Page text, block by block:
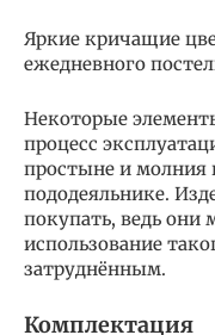
Яркие кричащие
ежедневного
Некоторые
процесс
простыне и молния
пододеяльнике.
покупать, ведь они
использование
затруднённым.
Комплектация